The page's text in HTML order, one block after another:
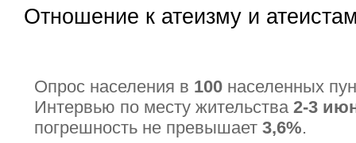
Отношение к атеизму и
Опрос населения в 100 населенных
Интервью по месту жительства 2-3
погрешность не превышает 3,6%.